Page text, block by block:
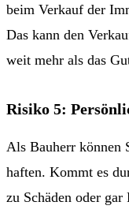
beim Verkauf der
Das kann den
weit mehr als das
Risiko 5:
Als Bauherr können
haften. Kommt es
zu Schäden oder gar